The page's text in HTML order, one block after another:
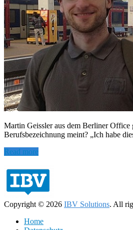
Martin Geissler aus dem Berliner
Berufsbezeichnung meint? „Ich habe
Read more
Copyright © 2026 IBV Solutions. All
Home